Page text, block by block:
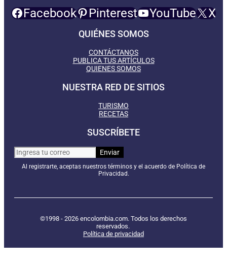
Facebook Pinterest YouTube X
QUIÉNES SOMOS
CONTÁCTANOS
PUBLICA TUS ARTÍCULOS
QUIENES SOMOS
NUESTRA RED DE SITIOS
TURISMO
RECETAS
SUSCRÍBETE
Al registrarte, aceptas nuestros términos y el acuerdo de Política de
Privacidad.
©1998 - 2026 encolombia.com. Todos los derechos
reservados.
Política de privacidad